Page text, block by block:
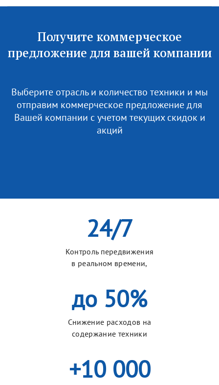
Получите коммерческое
предложение для вашей компании
Выберите отрасль и количество техники и мы
отправим коммерческое предложение для
Вашей компании с учетом текущих скидок и
акций
24/7
Контроль передвижения
в реальном времени,
до 50%
Снижение расходов на
содержание техники
+10 000